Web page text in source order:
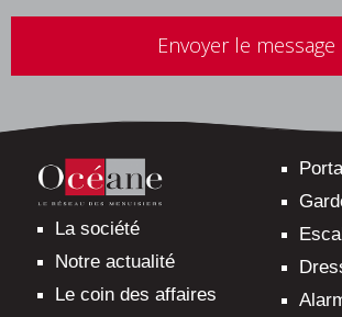
ce
vide.
La société
Notre actualité
Le coin des affaires